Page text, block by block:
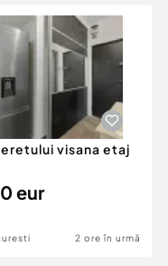
visana etaj
eur
2 ore în urmă